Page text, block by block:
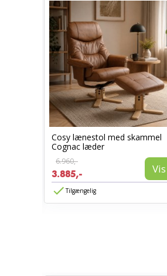
Cosy lænestol med skammel
Cognac læder
6.960,-
3.885,- Vis
Tilgængelig